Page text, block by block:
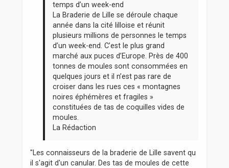
temps d’un week-end
La Braderie de Lille se déroule chaque
année dans la cité lilloise et réunit
plusieurs millions de personnes le temps
d’un week-end. C’est le plus grand
marché aux puces d’Europe. Près de 400
tonnes de moules sont consommées en
quelques jours et il n’est pas rare de
croiser dans les rues ces « montagnes
noires éphémères et fragiles »
constituées de tas de coquilles vides de
moules.
La Rédaction
"Les connaisseurs de la braderie de Lille savent qu
il s'agit d'un canular. Des tas de moules de cette